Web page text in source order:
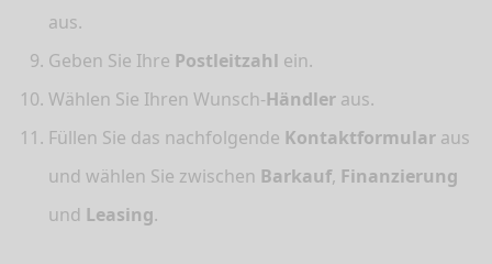
aus.
Geben Sie Ihre Postleitzahl ein.
Wählen Sie Ihren Wunsch-Händler aus.
Füllen Sie das nachfolgende Kontaktformular aus
und wählen Sie zwischen Barkauf, Finanzierung
und Leasing.